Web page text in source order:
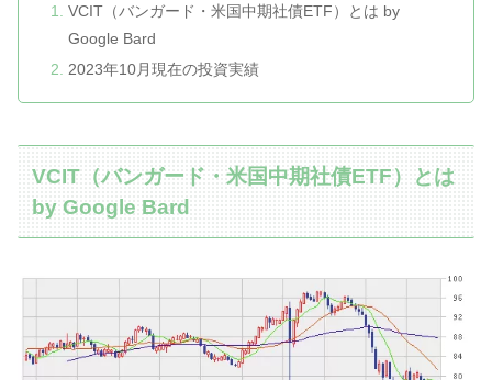
VCIT（バンガード・米国中期社債ETF）とは by
Google Bard
2023年10月現在の投資実績
VCIT（バンガード・米国中期社債ETF）とは
by Google Bard